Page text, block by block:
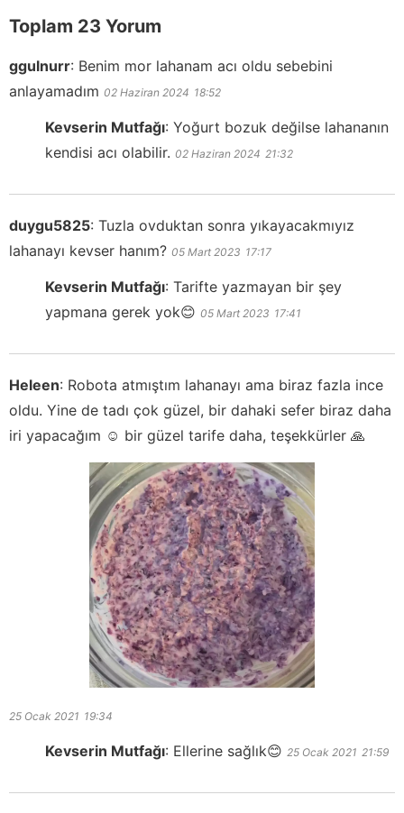
Toplam 23 Yorum
ggulnurr: Benim mor lahanam acı oldu sebebini
anlayamadım 02 Haziran 2024 18:52
Kevserin Mutfağı: Yoğurt bozuk değilse lahananın
kendisi acı olabilir. 02 Haziran 2024 21:32
duygu5825: Tuzla ovduktan sonra yıkayacakmıyız
lahanayı kevser hanım? 05 Mart 2023 17:17
Kevserin Mutfağı: Tarifte yazmayan bir şey
yapmana gerek yok😊 05 Mart 2023 17:41
Heleen: Robota atmıştım lahanayı ama biraz fazla ince
oldu. Yine de tadı çok güzel, bir dahaki sefer biraz daha
iri yapacağım ☺️ bir güzel tarife daha, teşekkürler 🙏
25 Ocak 2021 19:34
Kevserin Mutfağı: Ellerine sağlık😊 25 Ocak 2021 21:59